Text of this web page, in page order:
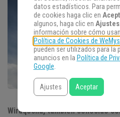
Wiraqocha, también conocido
datos estadísticos. Para
de cookies haga clic en
algunos, haga clic en Ajustes
información sobre cómo
Política de Cookies de
pueden ser utilizados para la
anuncios en la Política de
Google.
Ajustes Aceptar